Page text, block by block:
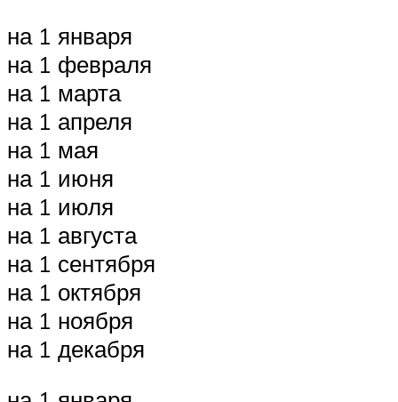
на 1 января
на 1 февраля
на 1 марта
на 1 апреля
на 1 мая
на 1 июня
на 1 июля
на 1 августа
на 1 сентября
на 1 октября
на 1 ноября
на 1 декабря